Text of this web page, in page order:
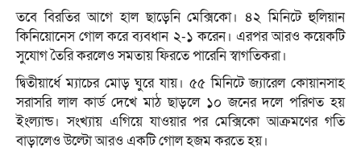
তবে বিরতির আগে হাল ছাড়েনি মেক্সিকো। ৪২ মিনিটে হুলিয়ান
কিনিয়োনেস গোল করে ব্যবধান ২-১ করেন। এরপর আরও কয়েকটি
সুযোগ তৈরি করলেও সমতায় ফিরতে পারেনি স্বাগতিকরা।
দ্বিতীয়ার্ধে ম্যাচের মোড় ঘুরে যায়। ৫৫ মিনিটে জ্যারেল কোয়ানসাহ
সরাসরি লাল কার্ড দেখে মাঠ ছাড়লে ১০ জনের দলে পরিণত হয়
ইংল্যান্ড। সংখ্যায় এগিয়ে যাওয়ার পর মেক্সিকো আক্রমণের গতি
বাড়ালেও উল্টো আরও একটি গোল হজম করতে হয়।